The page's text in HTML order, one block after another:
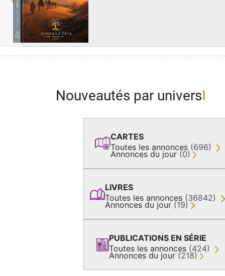
Nouveautés par univers
CARTES
Toutes les annonces (696)
Annonces du jour (0)
LIVRES
Toutes les annonces (36842)
Annonces du jour (19)
PUBLICATIONS EN SÉRIE
Toutes les annonces (424)
Annonces du jour (218)